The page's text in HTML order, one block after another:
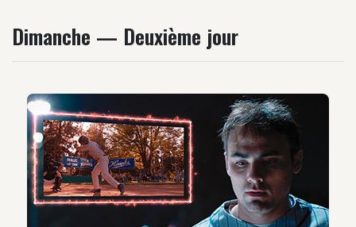
Dimanche — Deuxième jour